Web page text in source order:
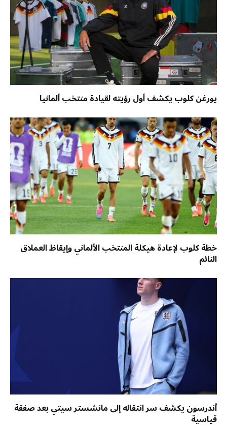
يورغن كلوب يكشف أول رؤيته لقيادة منتخب ألمانيا
خطة كلوب لإعادة هيكلة المنتخب الألماني وإيقاظ العملاق
النائم
أندرسون يكشف سر انتقاله إلى مانشستر سيتي بعد صفقة
قياسية